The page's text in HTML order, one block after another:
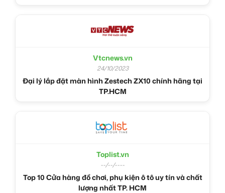
Vtcnews.vn
24/10/2023
Đại lý lắp đặt màn hình Zestech ZX10 chính hãng tại
TP.HCM
Toplist.vn
--/--/----
Top 10 Cửa hàng đồ chơi, phụ kiện ô tô uy tín và chất
lượng nhất TP. HCM